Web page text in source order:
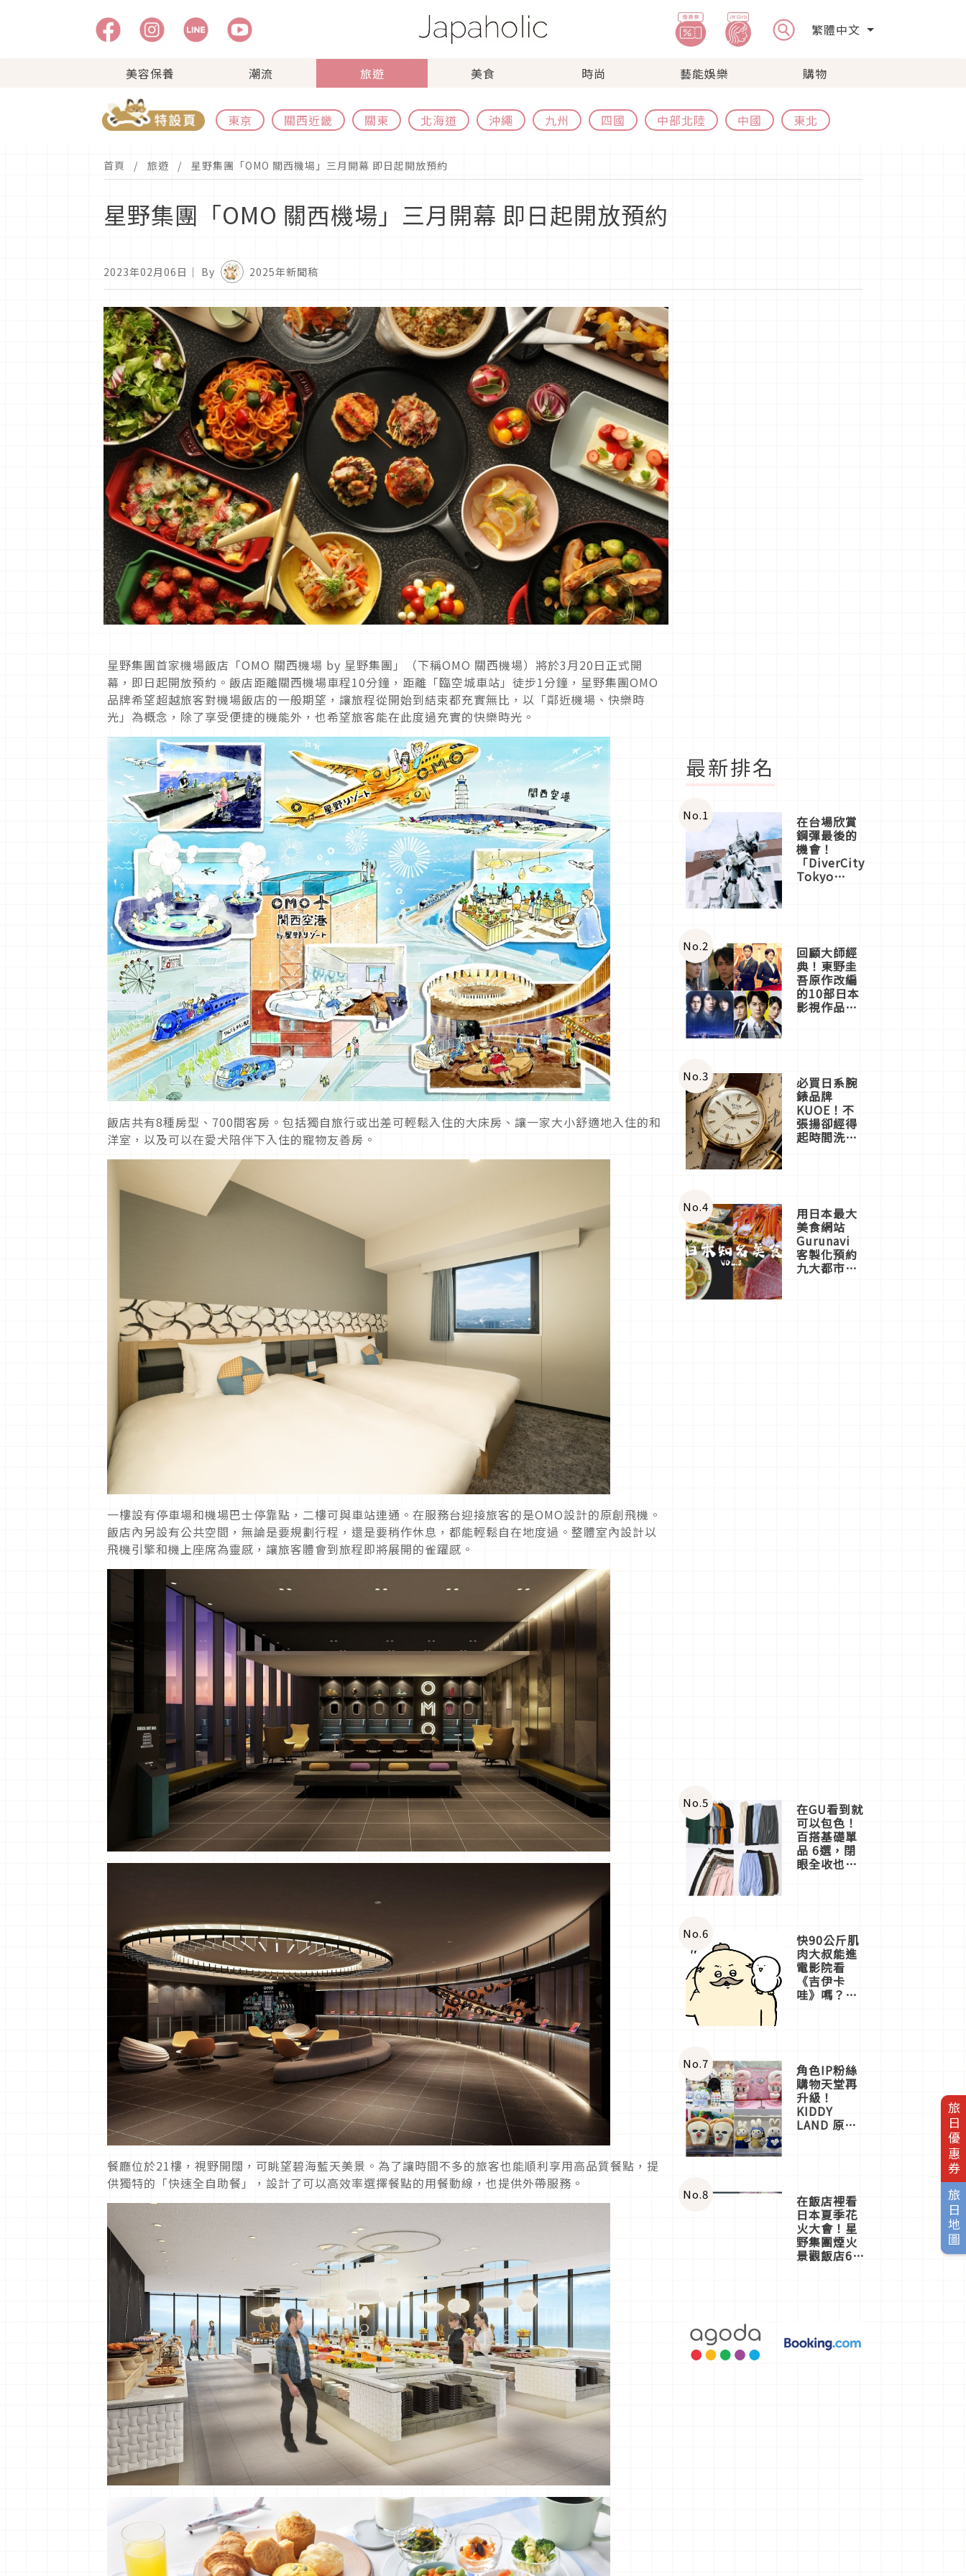
繁體中文
美容保養 潮流 旅遊 美食 時尚 藝能娛樂 購物
東京 關西近畿 關東 北海道 沖繩 九州 四國 中部北陸 中國 東北
旅日優惠券
旅日地圖
首頁 旅遊 星野集團「OMO 關西機場」三月開幕 即日起開放預約
星野集團「OMO 關西機場」三月開幕 即日起開放預約
2023年02月06日 ｜ By 2025年新聞稿
星野集團首家機場飯店「OMO 關西機場 by 星野集團」（下稱OMO 關西機場）將於3月20日正式開
幕，即日起開放預約。飯店距離關西機場車程10分鐘，距離「臨空城車站」徒步1分鐘，星野集團OMO
品牌希望超越旅客對機場飯店的一般期望，讓旅程從開始到結束都充實無比，以「鄰近機場、快樂時
光」為概念，除了享受便捷的機能外，也希望旅客能在此度過充實的快樂時光。
飯店共有8種房型、700間客房。包括獨自旅行或出差可輕鬆入住的大床房、讓一家大小舒適地入住的和
洋室，以及可以在愛犬陪伴下入住的寵物友善房。
一樓設有停車場和機場巴士停靠點，二樓可與車站連通。在服務台迎接旅客的是OMO設計的原創飛機。
飯店內另設有公共空間，無論是要規劃行程，還是要稍作休息，都能輕鬆自在地度過。整體室內設計以
飛機引擎和機上座席為靈感，讓旅客體會到旅程即將展開的雀躍感。
餐廳位於21樓，視野開闊，可眺望碧海藍天美景。為了讓時間不多的旅客也能順利享用高品質餐點，提
供獨特的「快速全自助餐」，設計了可以高效率選擇餐點的用餐動線，也提供外帶服務。
最新排名
No.1 在台場欣賞
鋼彈最後的
機會！
「DiverCity
Tokyo
體驗
No.2 回顧大師經
典！東野圭
吾原作改編
的10部日本
影視作品推
No.3 必買日系腕
錶品牌
KUOE！不
張揚卻經得
起時間洗鍊
No.4 用日本最大
美食網站
Gurunavi
客製化預約
九大都市餐
No.5 在GU看到就
可以包色！
百搭基礎單
品 6選，閉
眼全收也不
No.6 快90公斤肌
肉大叔能進
電影院看
《吉伊卡
哇》嗎？日
一同給出了
答案
No.7 角色IP粉絲
購物天堂再
升級！
KIDDY
LAND 原宿
店3分即達
No.8 在飯店裡看
日本夏季花
火大會！星
野集團煙火
景觀飯店6